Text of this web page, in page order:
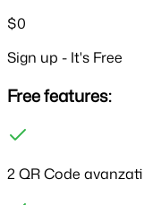
$0
Sign up - It's Free
Free features:
2 QR Code avanzati